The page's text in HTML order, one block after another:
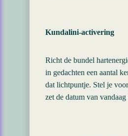
Kundalini-activering
Richt de bundel
in gedachten een aantal
dat lichtpuntje. Stel je
zet de datum van